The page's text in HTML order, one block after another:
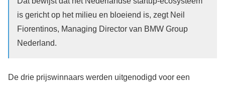
is gericht op het milieu en bloeiend is, zegt Neil
Fiorentinos, Managing Director van BMW Group
Nederland.
De drie prijswinnaars werden uitgenodigd voor een